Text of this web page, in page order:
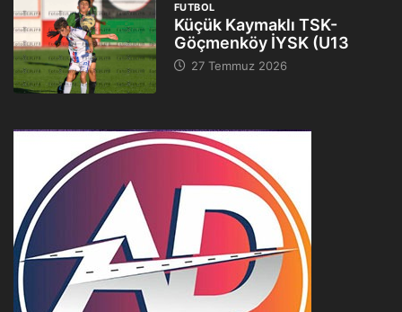
FUTBOL
Küçük Kaymaklı TSK-
Göçmenköy İYSK (U13
27 Temmuz 2026